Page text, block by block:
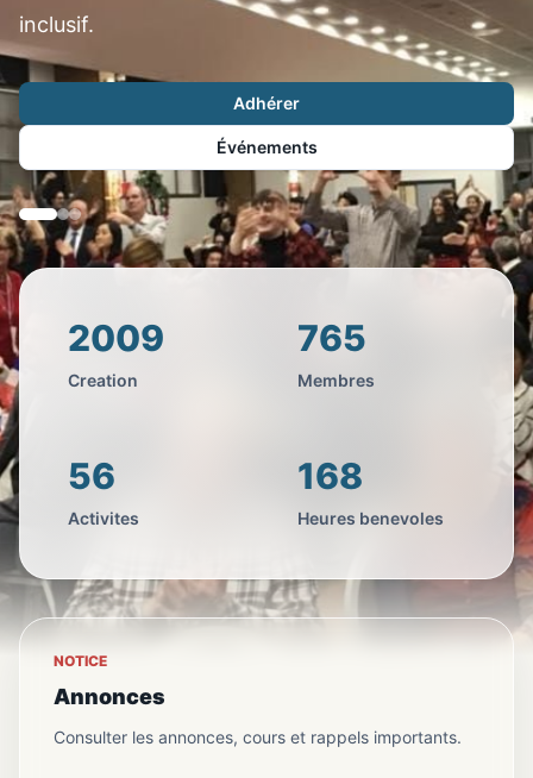
inclusif.
Adhérer
Événements
2009
Creation
765
Membres
56
Activites
168
Heures benevoles
NOTICE
Annonces
Consulter les annonces, cours et rappels importants.